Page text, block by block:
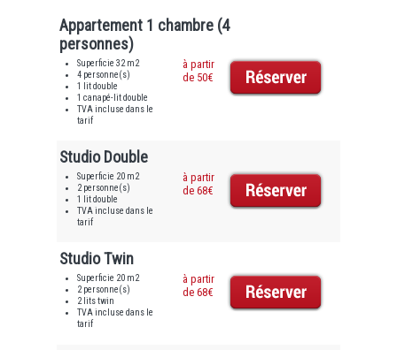
Appartement 1 chambre (4
personnes)
Superficie 32 m2
4 personne(s)
1 lit double
1 canapé-lit double
TVA incluse dans le
tarif
à partir
de 50€
Studio Double
Superficie 20 m2
2 personne(s)
1 lit double
TVA incluse dans le
tarif
à partir
de 68€
Studio Twin
Superficie 20 m2
2 personne(s)
2 lits twin
TVA incluse dans le
tarif
à partir
de 68€